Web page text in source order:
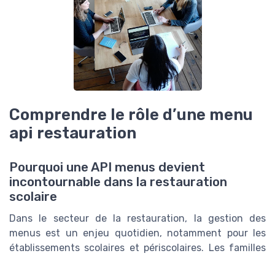
Comprendre le rôle d’une menu
api restauration
Pourquoi une API menus devient
incontournable dans la restauration
scolaire
Dans le secteur de la restauration, la gestion des
menus est un enjeu quotidien, notamment pour les
établissements scolaires et périscolaires. Les familles